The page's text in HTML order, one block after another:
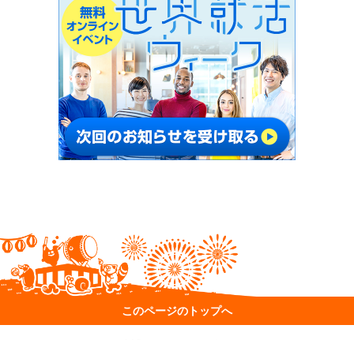
このページのトップへ